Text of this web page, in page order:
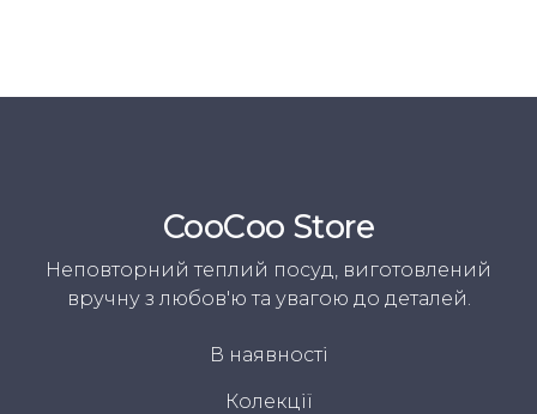
CooСoo Store
Неповторний теплий посуд, виготовлений
вручну з любов'ю та увагою до деталей.
В наявності
Колекції